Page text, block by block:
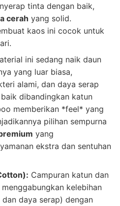
tinta dengan baik,
cerah yang solid.
kaos ini cocok untuk
ini sedang naik daun
yang luar biasa,
alami, dan daya serap
dibandingkan katun
memberikan *feel* yang
pilihan sempurna
yang
ekstra dan sentuhan
Campuran katun dan
kelebihan
daya serap) dengan